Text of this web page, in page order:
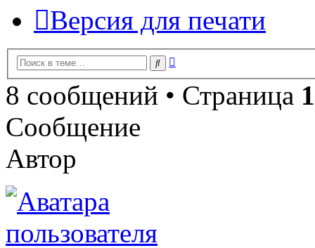
Версия для печати
Поиск
8 сообщений • Страница 1
Сообщение
Автор